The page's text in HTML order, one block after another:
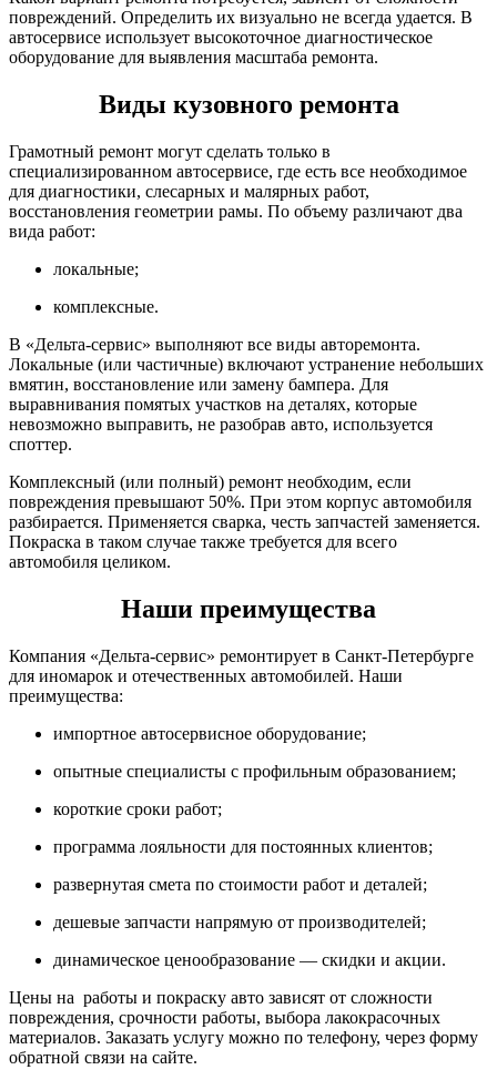
повреждений. Определить их визуально не всегда удается. В
автосервисе использует высокоточное диагностическое
оборудование для выявления масштаба ремонта.
Виды кузовного ремонта
Грамотный ремонт могут сделать только в
специализированном автосервисе, где есть все необходимое
для диагностики, слесарных и малярных работ,
восстановления геометрии рамы. По объему различают два
вида работ:
локальные;
комплексные.
В «Дельта-сервис» выполняют все виды авторемонта.
Локальные (или частичные) включают устранение небольших
вмятин, восстановление или замену бампера. Для
выравнивания помятых участков на деталях, которые
невозможно выправить, не разобрав авто, используется
споттер.
Комплексный (или полный) ремонт необходим, если
повреждения превышают 50%. При этом корпус автомобиля
разбирается. Применяется сварка, честь запчастей заменяется.
Покраска в таком случае также требуется для всего
автомобиля целиком.
Наши преимущества
Компания «Дельта-сервис» ремонтирует в Санкт-Петербурге
для иномарок и отечественных автомобилей. Наши
преимущества:
импортное автосервисное оборудование;
опытные специалисты с профильным образованием;
короткие сроки работ;
программа лояльности для постоянных клиентов;
развернутая смета по стоимости работ и деталей;
дешевые запчасти напрямую от производителей;
динамическое ценообразование — скидки и акции.
Цены на работы и покраску авто зависят от сложности
повреждения, срочности работы, выбора лакокрасочных
материалов. Заказать услугу можно по телефону, через форму
обратной связи на сайте.